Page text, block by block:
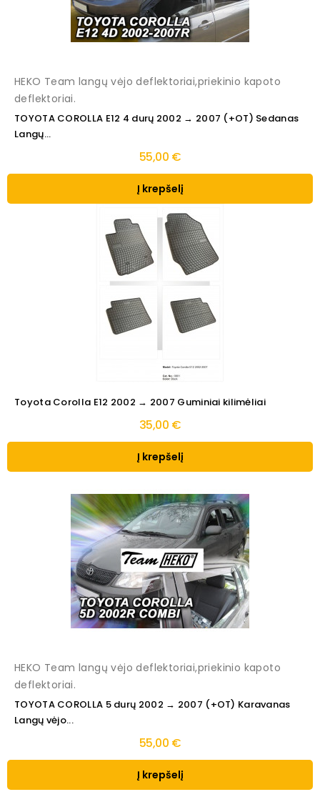
HEKO Team langų vėjo deflektoriai,priekinio kapoto
deflektoriai.
TOYOTA COROLLA E12 4 durų 2002 → 2007 (+OT) Sedanas
Langų...
55,00 €
Į krepšelį
Toyota Corolla E12 2002 → 2007 Guminiai kilimėliai
35,00 €
Į krepšelį
HEKO Team langų vėjo deflektoriai,priekinio kapoto
deflektoriai.
TOYOTA COROLLA 5 durų 2002 → 2007 (+OT) Karavanas
Langų vėjo...
55,00 €
Į krepšelį